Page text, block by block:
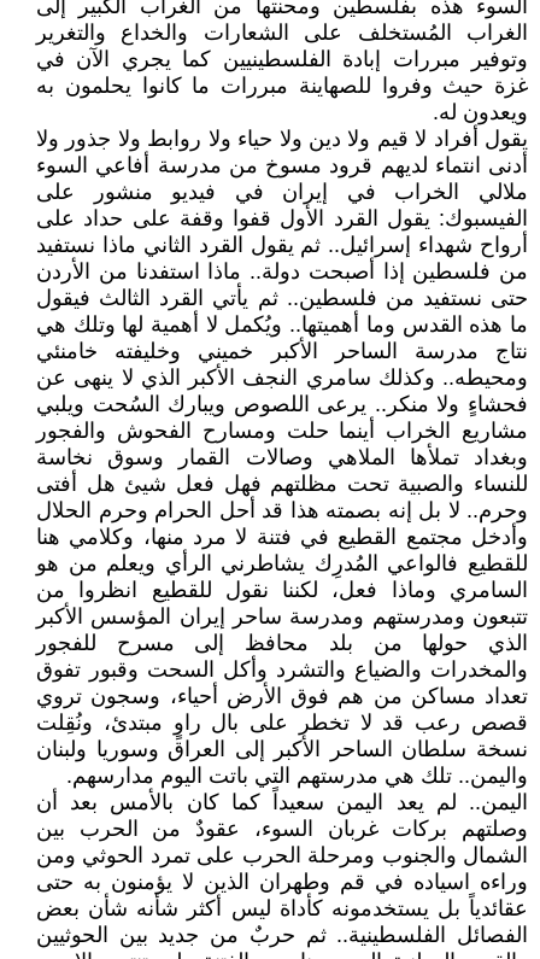
السوء هذه بفلسطين ومحنتها من الغراب الكبير إلى
الغراب المُستخلف على الشعارات والخداع والتغرير
وتوفير مبررات إبادة الفلسطينيين كما يجري الآن في
غزة حيث وفروا للصهاينة مبررات ما كانوا يحلمون به
ويعدون له.
يقول أفراد لا قيم ولا دين ولا حياء ولا روابط ولا جذور ولا
أدنى انتماء لديهم قرود مسوخ من مدرسة أفاعي السوء
ملالي الخراب في إيران في فيديو منشور على
الفيسبوك: يقول القرد الأول قفوا وقفة على حداد على
أرواح شهداء إسرائيل.. ثم يقول القرد الثاني ماذا نستفيد
من فلسطين إذا أصبحت دولة.. ماذا استفدنا من الأردن
حتى نستفيد من فلسطين.. ثم يأتي القرد الثالث فيقول
ما هذه القدس وما أهميتها.. ويُكمل لا أهمية لها وتلك هي
نتاج مدرسة الساحر الأكبر خميني وخليفته خامنئي
ومحيطه.. وكذلك سامري النجف الأكبر الذي لا ينهى عن
فحشاءٍ ولا منكر.. يرعى اللصوص ويبارك السُحت ويلبي
مشاريع الخراب أينما حلت ومسارح الفحوش والفجور
وبغداد تملأها الملاهي وصالات القمار وسوق نخاسة
للنساء والصبية تحت مظلتهم فهل فعل شيئ هل أفتى
وحرم.. لا بل إنه بصمته هذا قد أحل الحرام وحرم الحلال
وأدخل مجتمع القطيع في فتنة لا مرد منها، وكلامي هنا
للقطيع فالواعي المُدرِك يشاطرني الرأي ويعلم من هو
السامري وماذا فعل، لكننا نقول للقطيع انظروا من
تتبعون ومدرستهم ومدرسة ساحر إيران المؤسس الأكبر
الذي حولها من بلد محافظ إلى مسرح للفجور
والمخدرات والضياع والتشرد وأكل السحت وقبور تفوق
تعداد مساكن من هم فوق الأرض أحياء، وسجون تروي
قصص رعب قد لا تخطر على بال راوٍ مبتدئ، ونُقِلت
نسخة سلطان الساحر الأكبر إلى العراق وسوريا ولبنان
واليمن.. تلك هي مدرستهم التي باتت اليوم مدارسهم.
اليمن.. لم يعد اليمن سعيداً كما كان بالأمس بعد أن
وصلتهم بركات غربان السوء، عقودٌ من الحرب بين
الشمال والجنوب ومرحلة الحرب على تمرد الحوثي ومن
وراءه اسياده في قم وطهران الذين لا يؤمنون به حتى
عقائدياً بل يستخدمونه كأداة ليس أكثر شأنه شأن بعض
الفصائل الفلسطينية.. ثم حربٌ من جديد بين الحوثيين